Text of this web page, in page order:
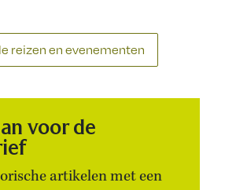
reizen en evenementen
voor de
artikelen met een